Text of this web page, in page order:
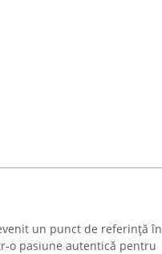
un punct de referință în
o pasiune autentică pentru